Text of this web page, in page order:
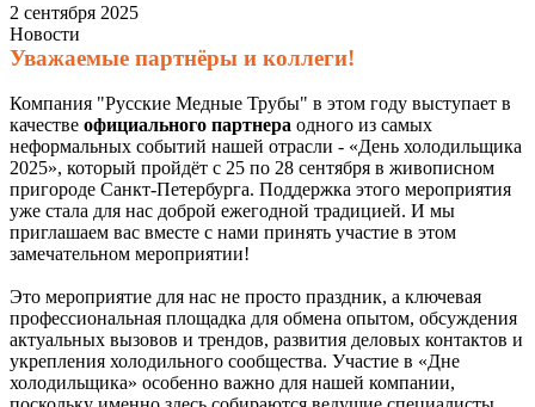
2 сентября 2025
Новости
Уважаемые партнёры и коллеги!
Компания "Русские Медные Трубы" в этом году выступает в
качестве официального партнера одного из самых
неформальных событий нашей отрасли - «День холодильщика
2025», который пройдёт с 25 по 28 сентября в живописном
пригороде Санкт-Петербурга. Поддержка этого мероприятия
уже стала для нас доброй ежегодной традицией. И мы
приглашаем вас вместе с нами принять участие в этом
замечательном мероприятии!
Это мероприятие для нас не просто праздник, а ключевая
профессиональная площадка для обмена опытом, обсуждения
актуальных вызовов и трендов, развития деловых контактов и
укрепления холодильного сообщества. Участие в «Дне
холодильщика» особенно важно для нашей компании,